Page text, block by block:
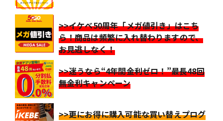
>>イケベ50周年「メガ値引き」はこち
ら！商品は頻繁に入れ替わりますので、
お見逃しなく！
>>迷うなら“4年間金利ゼロ！”最長48回
無金利キャンペーン
>>更にお得に購入可能な買い替えプログ